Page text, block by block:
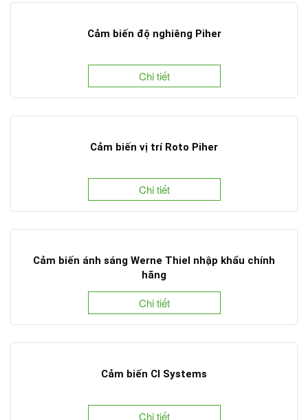
Cảm biến độ nghiêng Piher
Chi tiết
Cảm biến vị trí Roto Piher
Chi tiết
Cảm biến ánh sáng Werne Thiel nhập khẩu chính
hãng
Chi tiết
Cảm biến CI Systems
Chi tiết